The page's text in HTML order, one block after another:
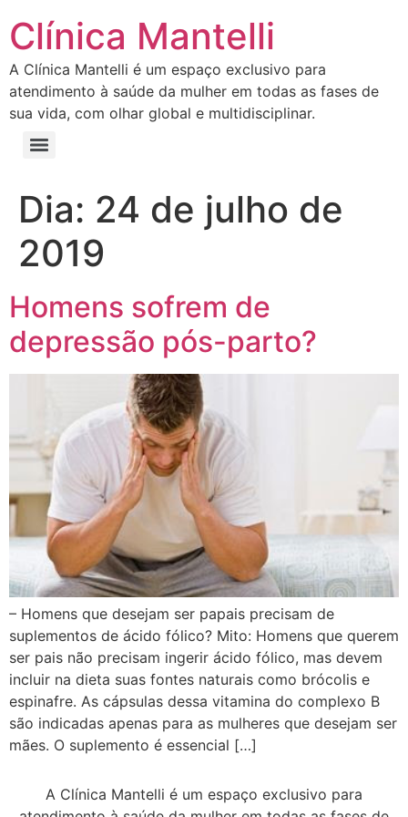
Clínica Mantelli
A Clínica Mantelli é um espaço exclusivo para
atendimento à saúde da mulher em todas as fases de
sua vida, com olhar global e multidisciplinar.
Dia: 24 de julho de
2019
Homens sofrem de
depressão pós-parto?
– Homens que desejam ser papais precisam de
suplementos de ácido fólico? Mito: Homens que querem
ser pais não precisam ingerir ácido fólico, mas devem
incluir na dieta suas fontes naturais como brócolis e
espinafre. As cápsulas dessa vitamina do complexo B
são indicadas apenas para as mulheres que desejam ser
mães. O suplemento é essencial […]
A Clínica Mantelli é um espaço exclusivo para